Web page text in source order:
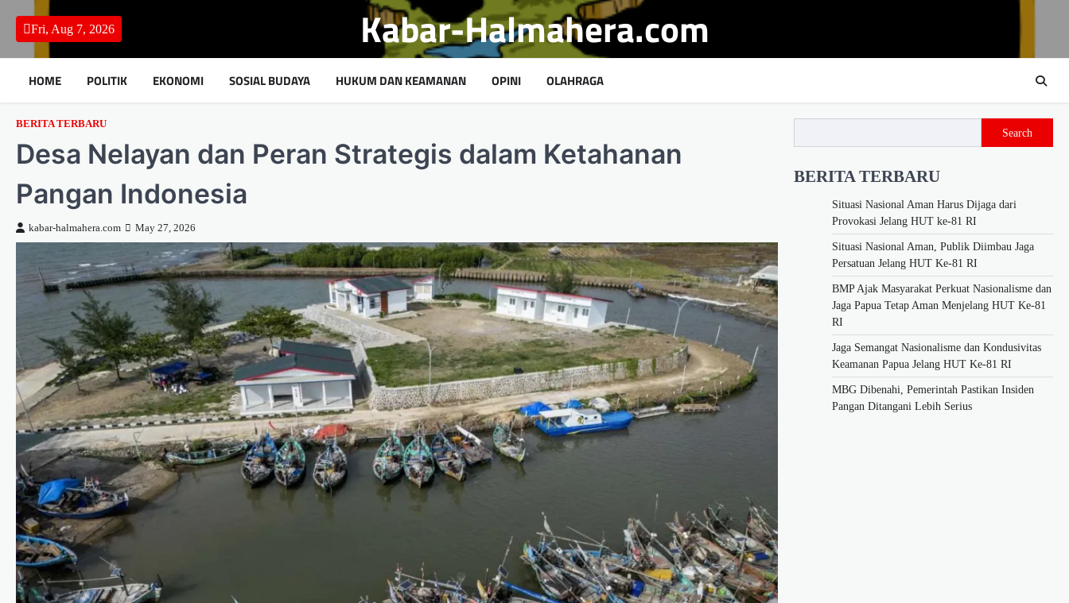
content
Fri, Aug 7, 2026 Kabar-Halmahera.com
HOME POLITIK EKONOMI SOSIAL BUDAYA HUKUM DAN KEAMANAN OPINI OLAHRAGA
BERITA TERBARU
Desa Nelayan dan Peran Strategis dalam Ketahanan
Pangan Indonesia
kabar-halmahera.com May 27, 2026
Search
BERITA TERBARU
Situasi Nasional Aman Harus Dijaga dari
Provokasi Jelang HUT ke-81 RI
Situasi Nasional Aman, Publik Diimbau Jaga
Persatuan Jelang HUT Ke-81 RI
BMP Ajak Masyarakat Perkuat Nasionalisme dan
Jaga Papua Tetap Aman Menjelang HUT Ke-81
RI
Jaga Semangat Nasionalisme dan Kondusivitas
Keamanan Papua Jelang HUT Ke-81 RI
MBG Dibenahi, Pemerintah Pastikan Insiden
Pangan Ditangani Lebih Serius